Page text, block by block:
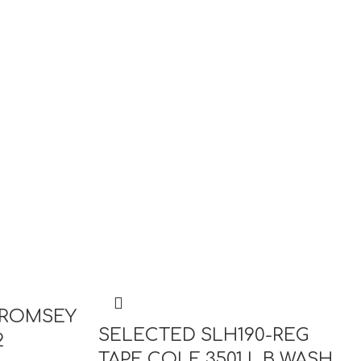
SELECTED SLH190-REG